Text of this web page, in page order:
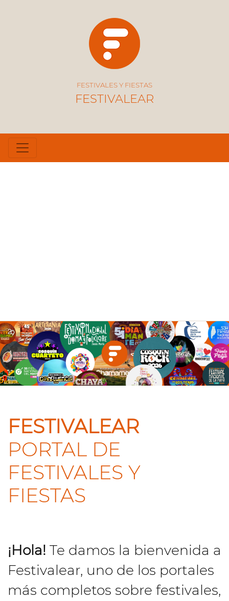
FESTIVALES Y FIESTAS
FESTIVALEAR
FESTIVALEAR
PORTAL DE
FESTIVALES Y
FIESTAS
¡Hola! Te damos la bienvenida a
Festivalear, uno de los portales
más completos sobre festivales,